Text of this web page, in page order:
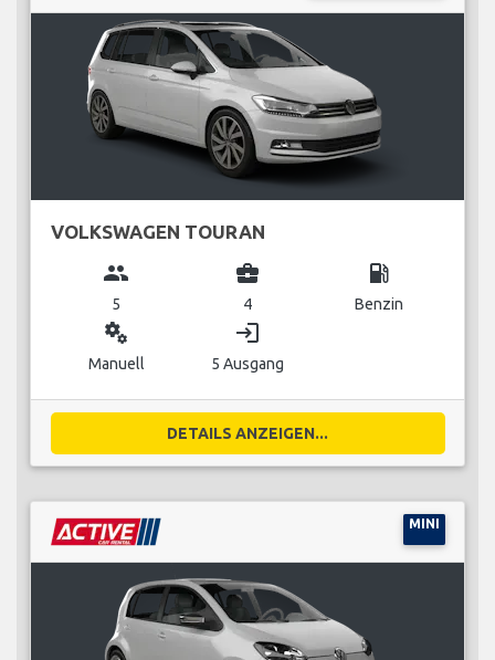
VOLKSWAGEN TOURAN
group
5
business_center
4
local_gas_station
Benzin
miscellaneous_services
Manuell
login
5 Ausgang
DETAILS ANZEIGEN...
MINI